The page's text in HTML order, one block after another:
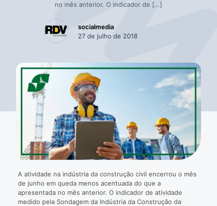
no mês anterior. O indicador de […]
socialmedia
27 de julho de 2018
A atividade na indústria da construção civil encerrou o mês
de junho em queda menos acentuada do que a
apresentada no mês anterior. O indicador de atividade
medido pela Sondagem da Indústria da Construção da